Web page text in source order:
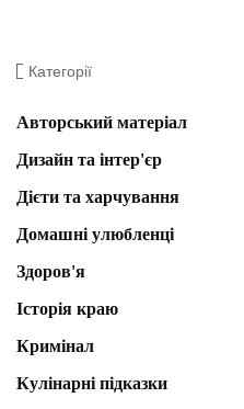
Категорії
Авторський матеріал
Дизайн та інтер'єр
Дієти та харчування
Домашні улюбленці
Здоров'я
Історія краю
Кримінал
Кулінарні підказки